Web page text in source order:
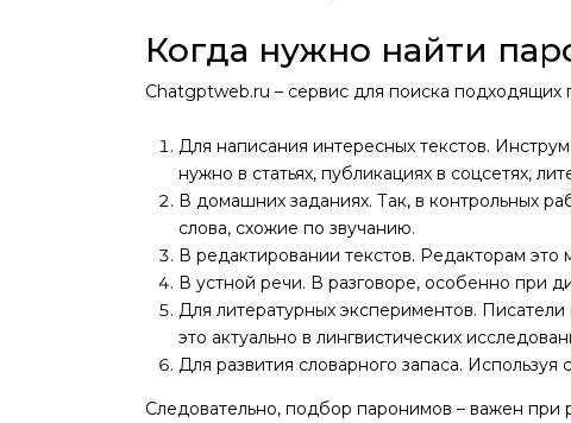
Когда нужно найти
Chatgptweb.ru – сервис для поиска
Для написания интересных текстов.
нужно в статьях, публикациях в соцсетях,
В домашних заданиях. Так, в контрольных
слова, схожие по звучанию.
В редактировании текстов. Редакторам это
В устной речи. В разговоре, особенно при
Для литературных экспериментов.
это актуально в лингвистических
Для развития словарного запаса.
Следовательно, подбор паронимов – важен при